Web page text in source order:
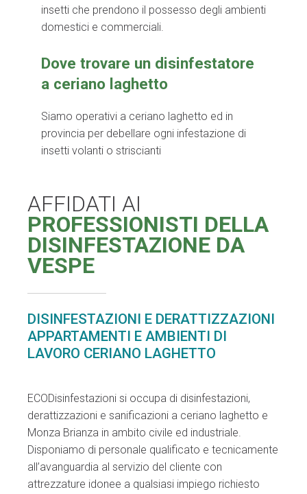
insetti che prendono il possesso degli ambienti
domestici e commerciali.
Dove trovare un disinfestatore
a ceriano laghetto
Siamo operativi a ceriano laghetto ed in
provincia per debellare ogni infestazione di
insetti volanti o striscianti
AFFIDATI AI
PROFESSIONISTI DELLA
DISINFESTAZIONE DA
VESPE
DISINFESTAZIONI E DERATTIZZAZIONI
APPARTAMENTI E AMBIENTI DI
LAVORO CERIANO LAGHETTO
ECODisinfestazioni si occupa di disinfestazioni,
derattizzazioni e sanificazioni a ceriano laghetto e
Monza Brianza in ambito civile ed industriale.
Disponiamo di personale qualificato e tecnicamente
all’avanguardia al servizio del cliente con
attrezzature idonee a qualsiasi impiego richiesto